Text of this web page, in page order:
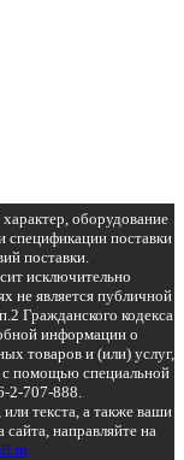
оборудование
спецификации поставки
поставки.
исключительно
не является публичной
Гражданского кодекса
информации о
товаров и (или) услуг,
с помощью специальной
2-707-888.
текста, а также ваши
направляйте на